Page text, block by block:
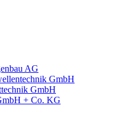
AG
GmbH
GmbH
+ Co. KG